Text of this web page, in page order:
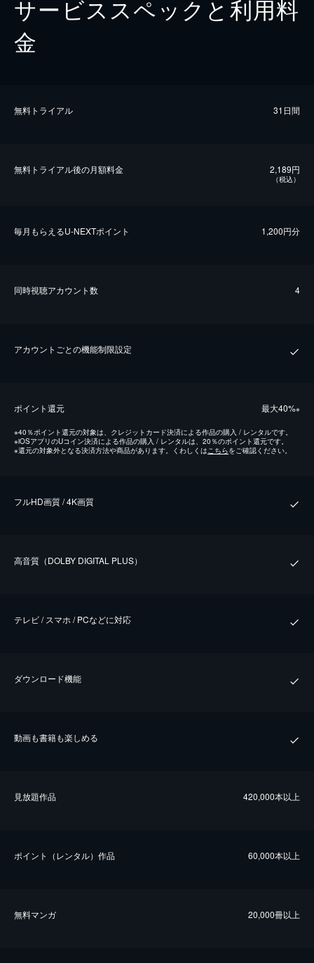
サービススペックと利用料
金
無料トライアル 31日間
無料トライアル後の⽉額料金 2,189円
（税込）
毎⽉もらえるU-NEXTポイント 1,200円分
同時視聴アカウント数 4
アカウントごとの機能制限設定
ポイント還元 最⼤40%※
※40％ポイント還元の対象は、クレジットカード決済による作品の購入 / レンタルです。
※iOSアプリのUコイン決済による作品の購入 / レンタルは、20％のポイント還元です。
※還元の対象外となる決済方法や商品があります。くわしくは こちらをご確認ください。
フルHD画質 / 4K画質
⾼⾳質（DOLBY DIGITAL PLUS）
テレビ / スマホ / PCなどに対応
ダウンロード機能
動画も書籍も楽しめる
⾒放題作品 420,000本以上
ポイント（レンタル）作品 60,000本以上
無料マンガ 20,000冊以上